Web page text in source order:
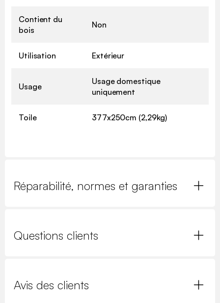
Contient du
bois
Non
Utilisation Extérieur
Usage
Usage domestique
uniquement
Toile 377x250cm (2,29kg)
Réparabilité, normes et garanties
Questions clients
Avis des clients